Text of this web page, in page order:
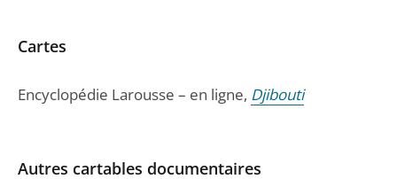
Cartes
Encyclopédie Larousse – en ligne, Djibouti
Autres cartables documentaires